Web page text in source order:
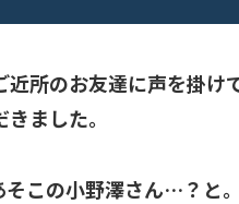
所のお友達に声を掛
ました。
この小野澤さん…？と